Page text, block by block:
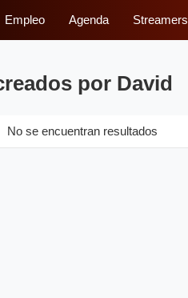
Empleo Agenda Streamers
por David
No se encuentran resultados